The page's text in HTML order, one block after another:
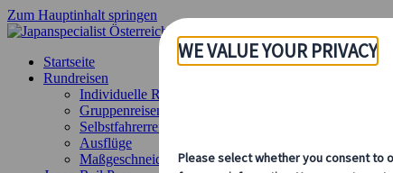
Zum Hauptinhalt springen
Startseite
Rundreisen
Individuelle Reisen
Gruppenreisen
Selbstfahrerreisen
Ausflüge
Maßgeschneiderte Gruppenreisen